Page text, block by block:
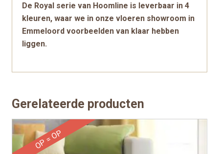
De Royal serie van Hoomline is leverbaar in 4
kleuren, waar we in onze vloeren showroom in
Emmeloord voorbeelden van klaar hebben
liggen.
Gerelateerde producten
OP = OP